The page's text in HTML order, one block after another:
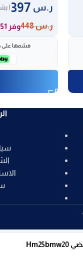
ر.س (
ر.س448 وفر 51 ر.س
قسّمها على